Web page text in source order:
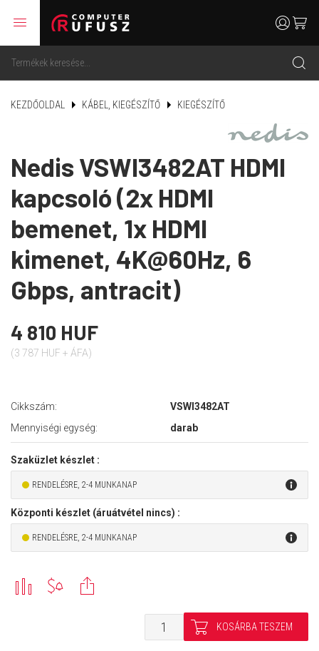
menu
search
usercart
KEZDŐOLDAL KÁBEL, KIEGÉSZÍTŐ KIEGÉSZÍTŐ
Nedis VSWI3482AT HDMI
kapcsoló (2x HDMI
bemenet, 1x HDMI
kimenet, 4K@60Hz, 6
Gbps, antracit)
4 810 HUF
(3 787 HUF + ÁFA)
Cikkszám:
VSWI3482AT
Mennyiségi egység:
darab
Szaküzlet készlet :
RENDELÉSRE, 2-4 MUNKANAP
Központi készlet (áruátvétel nincs) :
RENDELÉSRE, 2-4 MUNKANAP